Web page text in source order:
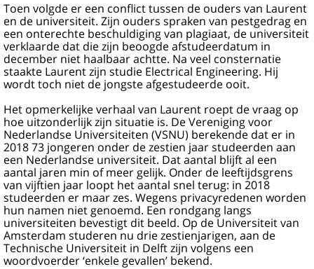
Toen volgde er een conflict tussen de ouders van Laurent
en de universiteit. Zijn ouders spraken van pestgedrag en
een onterechte beschuldiging van plagiaat, de universiteit
verklaarde dat die zijn beoogde afstudeerdatum in
december niet haalbaar achtte. Na veel consternatie
staakte Laurent zijn studie Electrical Engineering. Hij
wordt toch niet de jongste afgestudeerde ooit.
Het opmerkelijke verhaal van Laurent roept de vraag op
hoe uitzonderlijk zijn situatie is. De Vereniging voor
Nederlandse Universiteiten (VSNU) berekende dat er in
2018 73 jongeren onder de zestien jaar studeerden aan
een Nederlandse universiteit. Dat aantal blijft al een
aantal jaren min of meer gelijk. Onder de leeftijdsgrens
van vijftien jaar loopt het aantal snel terug: in 2018
studeerden er maar zes. Wegens privacyredenen worden
hun namen niet genoemd. Een rondgang langs
universiteiten bevestigt dit beeld. Op de Universiteit van
Amsterdam studeren nu drie zestienjarigen, aan de
Technische Universiteit in Delft zijn volgens een
woordvoerder ‘enkele gevallen’ bekend.